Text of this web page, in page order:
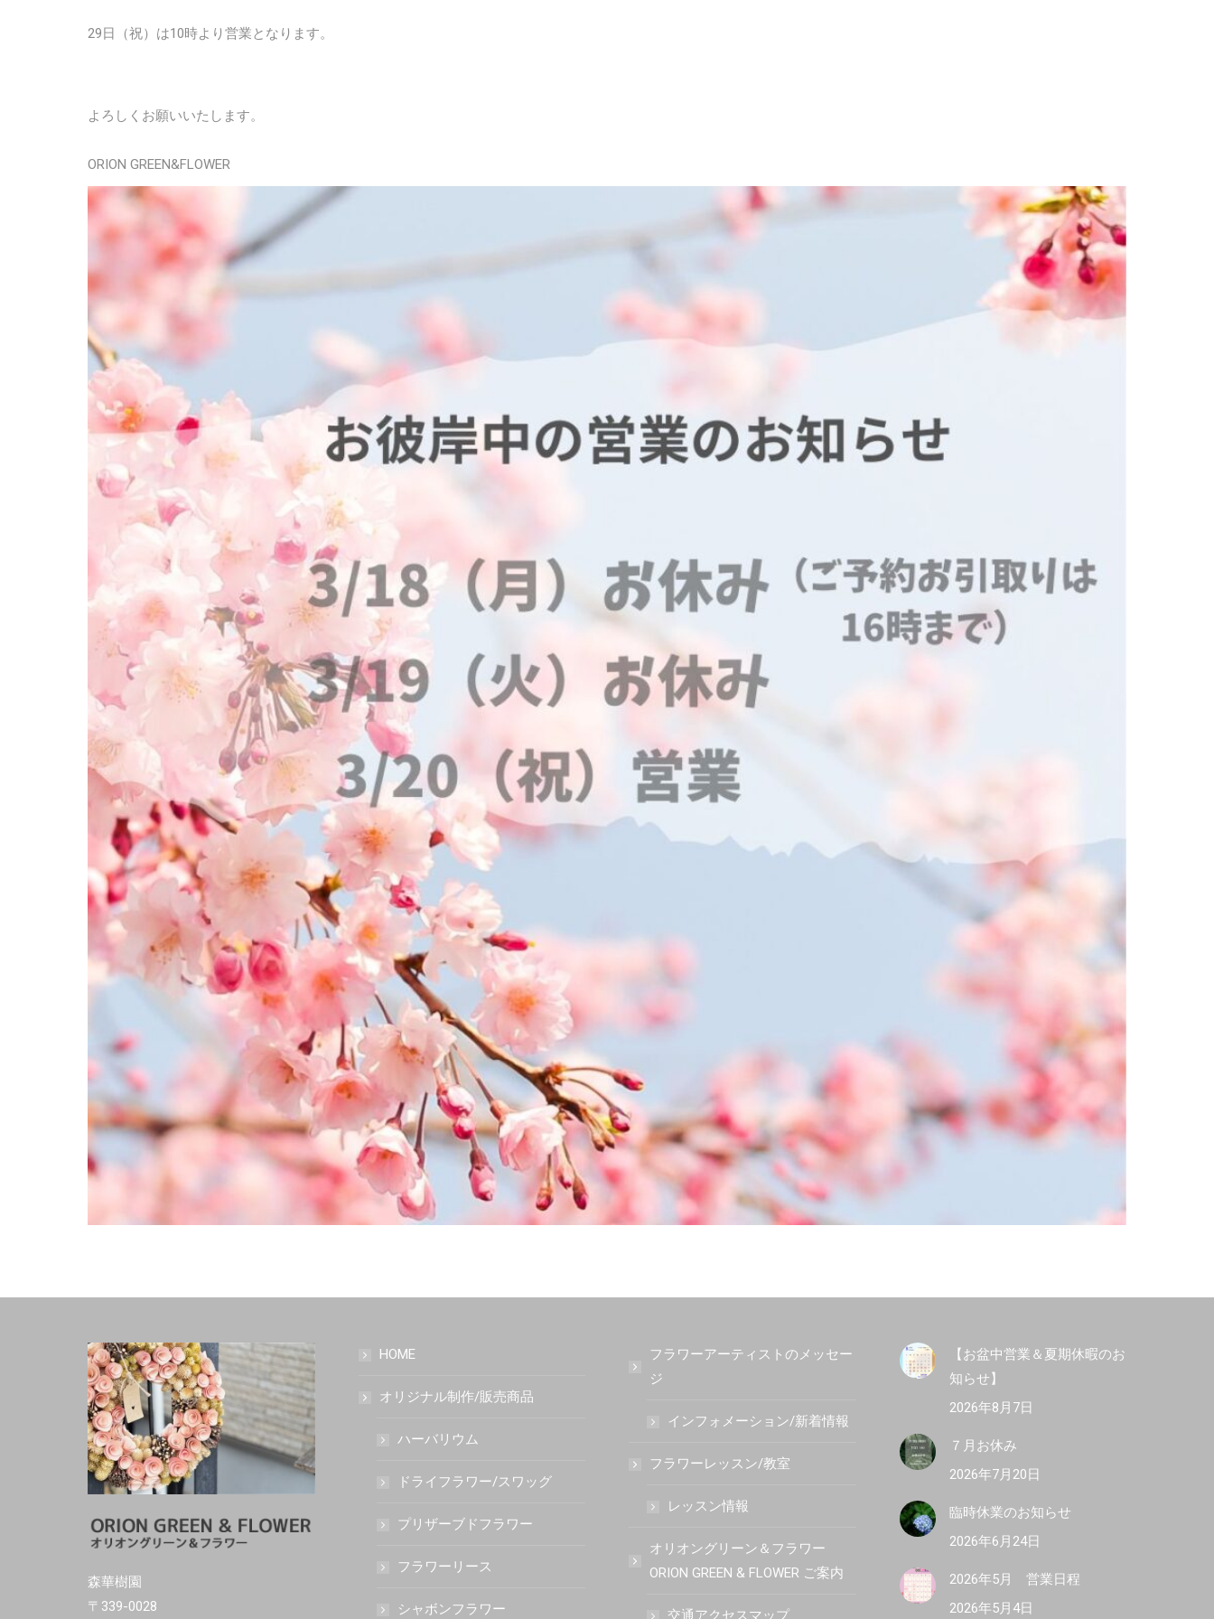
29日（祝）は10時より営業となります。
よろしくお願いいたします。
ORION GREEN&FLOWER
森華樹園
〒339-0028
HOME
オリジナル制作/販売商品
ハーバリウム
ドライフラワー/スワッグ
プリザーブドフラワー
フラワーリース
シャボンフラワー
フラワーアーティストのメッセー
ジ
インフォメーション/新着情報
フラワーレッスン/教室
レッスン情報
オリオングリーン＆フラワー
ORION GREEN & FLOWER ご案内
交通アクセスマップ
【お盆中営業＆夏期休暇のお
知らせ】
2026年8月7日
７月お休み
2026年7月20日
臨時休業のお知らせ
2026年6月24日
2026年5月 営業日程
2026年5月4日